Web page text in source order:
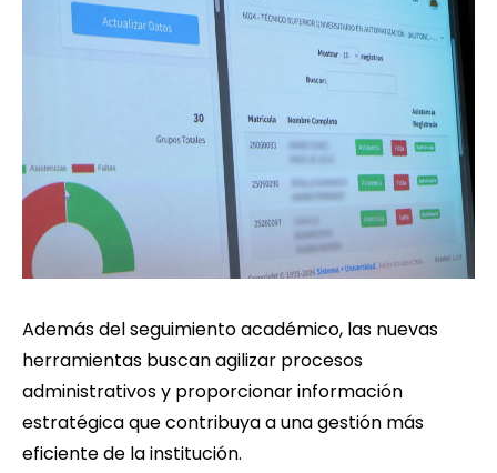
Además del seguimiento académico, las nuevas
herramientas buscan agilizar procesos
administrativos y proporcionar información
estratégica que contribuya a una gestión más
eficiente de la institución.